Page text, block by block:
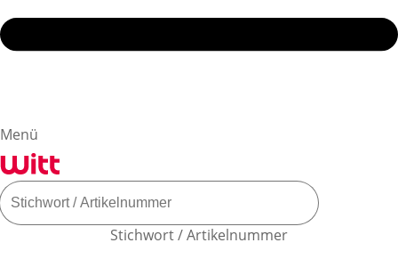
Menü
Stichwort / Artikelnummer